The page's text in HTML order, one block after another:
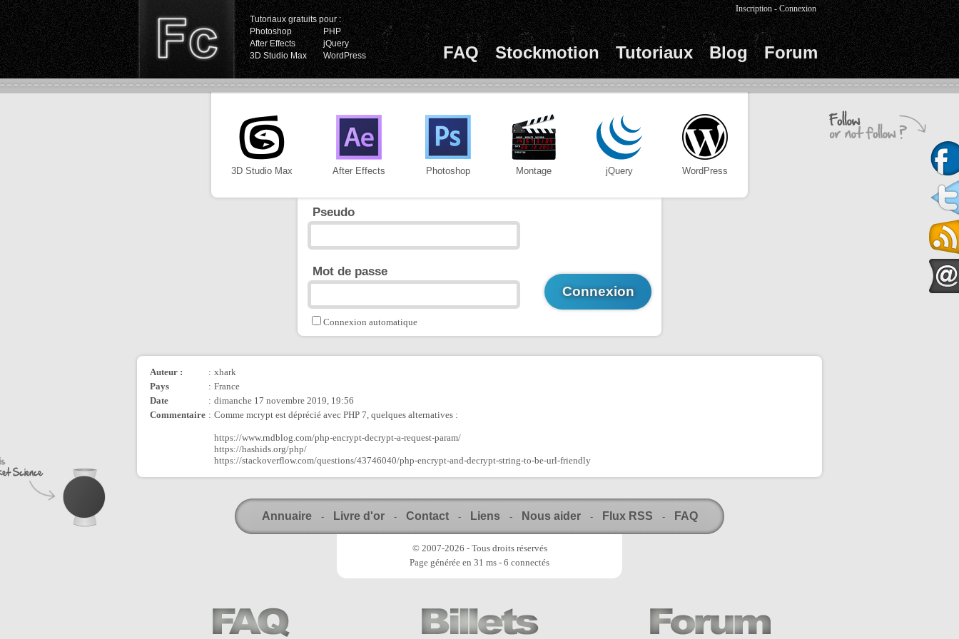
Tutoriaux gratuits pour :
Photoshop
PHP
After Effects
jQuery
3D Studio Max
WordPress FAQ Stockmotion Tutoriaux Blog Forum
Inscription -Connexion
3D Studio Max After Effects Photoshop Montage jQuery WordPress
Pseudo
Mot de passe
Connexion automatique
Auteur : : xhark
Pays
: France
Date
: dimanche 17 novembre 2019, 19:56
Commentaire : Comme mcrypt est déprécié avec PHP 7, quelques alternatives :
https://www.rndblog.com/php-encrypt-decrypt-a-request-param/
https://hashids.org/php/
https://stackoverflow.com/questions/43746040/php-encrypt-and-decrypt-string-to-be-url-friendly
Annuaire - Livre d'or - Contact - Liens - Nous aider - Flux RSS - FAQ
© 2007-2026 - Tous droits réservés
Page générée en 31 ms - 6 connectés